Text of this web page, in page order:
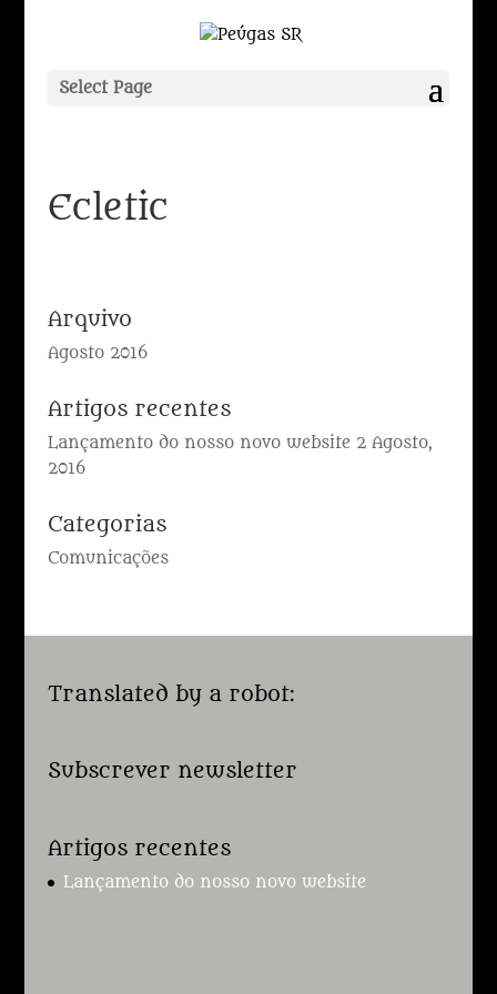
Select Page
Ecletic
Arquivo
Agosto 2016
Artigos recentes
Lançamento do nosso novo website 2 Agosto,
2016
Categorias
Comunicações
Translated by a robot:
Subscrever newsletter
Artigos recentes
Lançamento do nosso novo website